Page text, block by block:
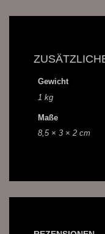
Gewicht
1 kg
Maße
8,5 × 3 × 2 cm